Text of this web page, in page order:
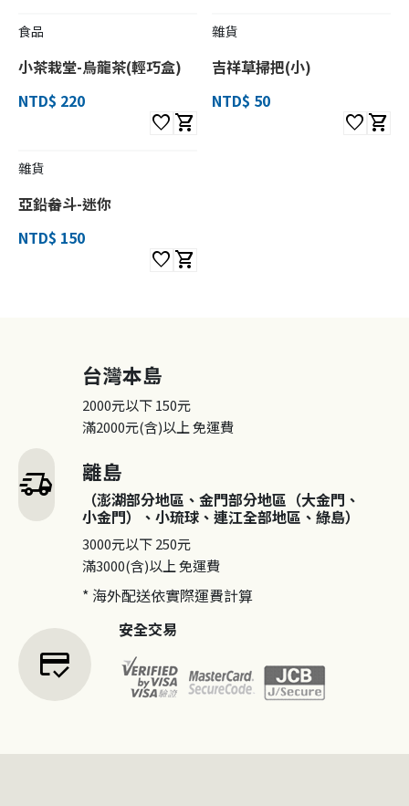
食品
小茶栽堂-烏龍茶(輕巧盒)
NTD$ 220
favorite shopping_cart
雜貨
吉祥草掃把(小)
NTD$ 50
favorite shopping_cart
雜貨
亞鉛畚斗-迷你
NTD$ 150
favorite shopping_cart
delivery_truck_speed
台灣本島
2000元以下150元
滿2000元(含)以上免運費
離島
（澎湖部分地區、金門部分地區（大金門、
小金門）、小琉球、連江全部地區、綠島）
3000元以下250元
滿3000(含)以上免運費
* 海外配送依實際運費計算
credit_score
安全交易